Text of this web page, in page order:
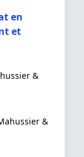
en
et
&
&